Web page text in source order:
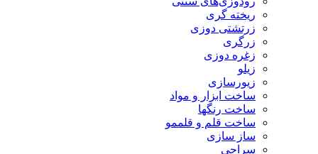
ریخته گری
زرتشتی دوزی
زرگری
زغره دوزی
زیلو
زیورسازی
ساخت ابزار و مواد
ساخت رنگها
ساخت قلم و قلممو
ساز سازی
سراجی